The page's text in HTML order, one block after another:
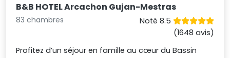
B&B HOTEL Arcachon Gujan-Mestras
83 chambres
Noté 8.5
(1648 avis)
Profitez d’un séjour en famille au cœur du Bassin